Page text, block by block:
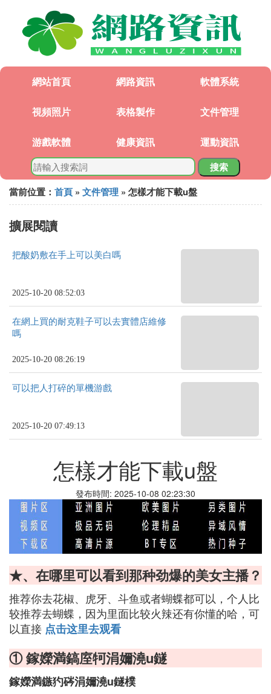
網站首頁 網路資訊 軟體系統
視頻照片 表格製作 文件管理
游戲軟體 健康資訊 運動資訊
搜索
當前位置： 首頁 » 文件管理 » 怎樣才能下載u盤
擴展閱讀
把酸奶敷在手上可以美白嗎
2025-10-20 08:52:03
在網上買的耐克鞋子可以去實體店維修
嗎
2025-10-20 08:26:19
可以把人打碎的單機游戲
2025-10-20 07:49:13
怎樣才能下載u盤
發布時間: 2025-10-08 02:23:30
★、在哪里可以看到那种劲爆的美女主播？
推荐你去花椒、虎牙、斗鱼或者蝴蝶都可以，个人比
较推荐去蝴蝶，因为里面比较火辣还有你懂的哈，可
以直接 点击这里去观看
① 鎵嬫満鎬庢牱涓嬭澆u鐩
鎵嬫満鏃犳硶涓嬭澆u鐩樸